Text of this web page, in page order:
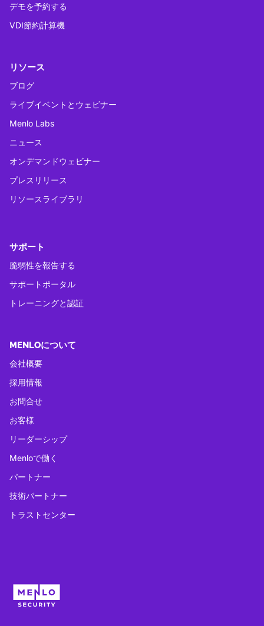
デモを予約する
VDI節約計算機
リソース
ブログ
ライブイベントとウェビナー
Menlo Labs
ニュース
オンデマンドウェビナー
プレスリリース
リソースライブラリ
サポート
脆弱性を報告する
サポートポータル
トレーニングと認証
MENLOについて
会社概要
採用情報
お問合せ
お客様
リーダーシップ
Menloで働く
パートナー
技術パートナー
トラストセンター